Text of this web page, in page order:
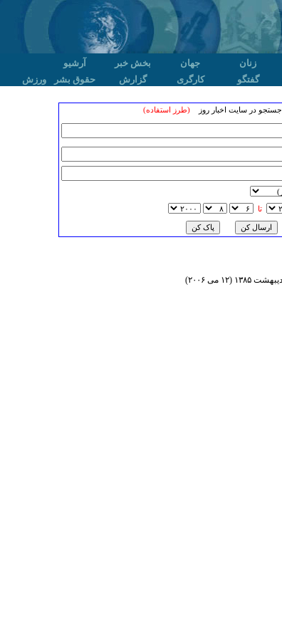
زنان جهان بخش خبر
آرشیو
گفتگو کارگری گزارش حقوق بشر ورزش
جستجو در سایت اخبار روز(طرز استفاده)
تا